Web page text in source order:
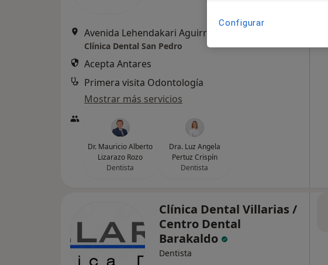
Clínica Dental San Pedro
Acepta Antares
Primera visita Odontología
Mostrar más servicios
Dr. Mauricio Alberto
Lizarazo Rozo
Dentista
Dra. Luz Angela
Pertuz Crispín
Dentista
Clínica Dental Villarias /
Centro Dental
Barakaldo
Dentista
Configurar